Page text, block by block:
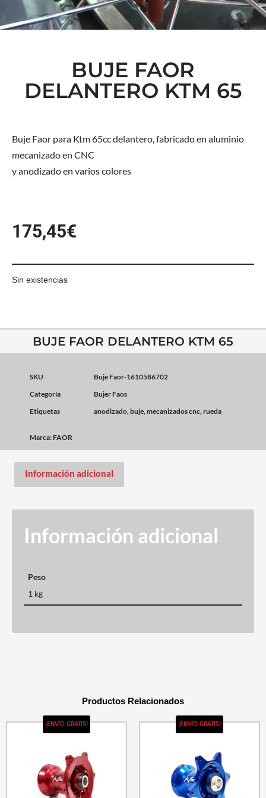
BUJE FAOR
DELANTERO KTM 65
Buje Faor para Ktm 65cc delantero, fabricado en aluminio
mecanizado en CNC
y anodizado en varios colores
175,45€
Sin existencias
BUJE FAOR DELANTERO KTM 65
SKU
Buje Faor-1610586702
Categoría
Bujer Faos
Etiquetas
anodizado buje mecanizados cnc rueda
Marca: FAOR
Información adicional
Información adicional
Peso
1 kg
Productos Relacionados
¡ENVÍO GRATIS! ¡ENVÍO GRATIS!